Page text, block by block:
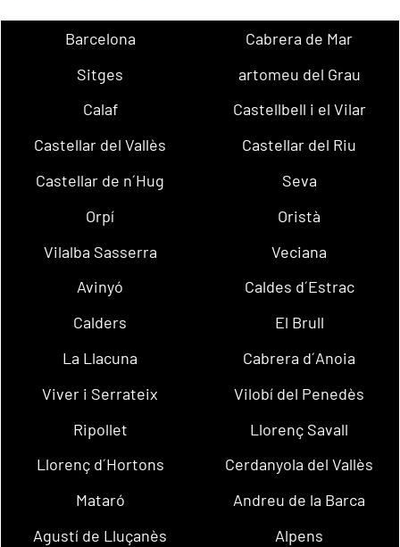
Barcelona
Cabrera de Mar
Sitges
artomeu del Grau
Calaf
Castellbell i el Vilar
Castellar del Vallès
Castellar del Riu
Castellar de n´Hug
Seva
Orpí
Oristà
Vilalba Sasserra
Veciana
Avinyó
Caldes d´Estrac
Calders
El Brull
La Llacuna
Cabrera d´Anoia
Viver i Serrateix
Vilobí del Penedès
Ripollet
Llorenç Savall
Llorenç d´Hortons
Cerdanyola del Vallès
Mataró
Andreu de la Barca
Agustí de Lluçanès
Alpens